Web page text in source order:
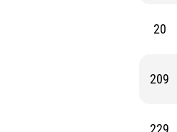
20
209
229